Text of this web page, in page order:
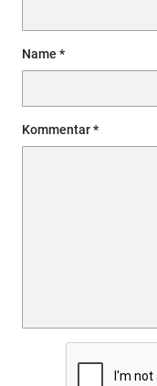
Name
Kommentar